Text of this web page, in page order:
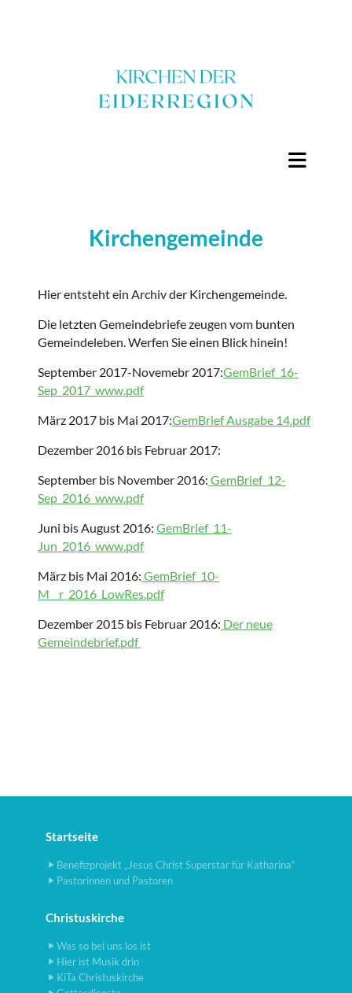
Kirchengemeinde
Hier entsteht ein Archiv der Kirchengemeinde.
Die letzten Gemeindebriefe zeugen vom bunten
Gemeindeleben. Werfen Sie einen Blick hinein!
September 2017-Novemebr 2017:GemBrief_16-
Sep_2017_www.pdf
März 2017 bis Mai 2017:GemBrief Ausgabe 14.pdf
Dezember 2016 bis Februar 2017:
September bis November 2016: GemBrief_12-
Sep_2016_www.pdf
Juni bis August 2016: GemBrief_11-
Jun_2016_www.pdf
März bis Mai 2016: GemBrief_10-
M__r_2016_LowRes.pdf
Dezember 2015 bis Februar 2016: Der neue
Gemeindebrief.pdf
Startseite
Benefizprojekt „Jesus Christ Superstar für Katharina“
Pastorinnen und Pastoren
Christuskirche
Was so bei uns los ist
Hier ist Musik drin
KiTa Christuskirche